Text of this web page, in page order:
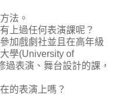
法。
上過任何表演課呢？
加戲劇社並且在高年級
學(University of
過表演、舞台設計的課，
的表演上嗎？